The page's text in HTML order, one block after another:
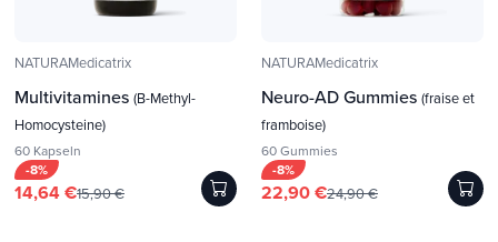
NATURAMedicatrix
Multivitamines (B-Methyl-
Homocysteine)
60 Kapseln
-8%
14,64 €15,90 €
NATURAMedicatrix
Neuro-AD Gummies (fraise et
framboise)
60 Gummies
-8%
22,90 €24,90 €